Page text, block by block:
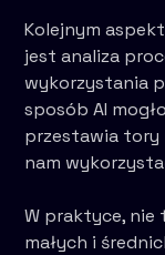
Kolejnym
jest analiza
wykorzystania
sposób AI
przestawia tory
nam
W praktyce, nie
małych i